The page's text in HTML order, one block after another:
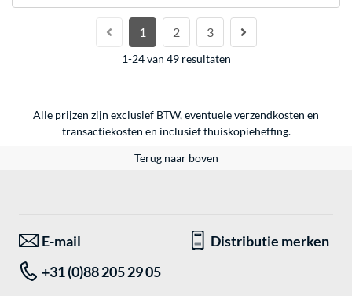
1 2 3
1-24 van 49 resultaten
Alle prijzen zijn exclusief BTW, eventuele verzendkosten en
transactiekosten en inclusief thuiskopieheffing.
Terug naar boven
E-mail
Distributie merken
+31 (0)88 205 29 05